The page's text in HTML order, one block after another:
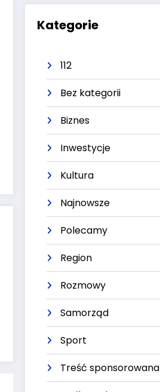
Kategorie
112
Bez kategorii
Biznes
Inwestycje
Kultura
Najnowsze
Polecamy
Region
Rozmowy
Samorząd
Sport
Treść sponsorowana